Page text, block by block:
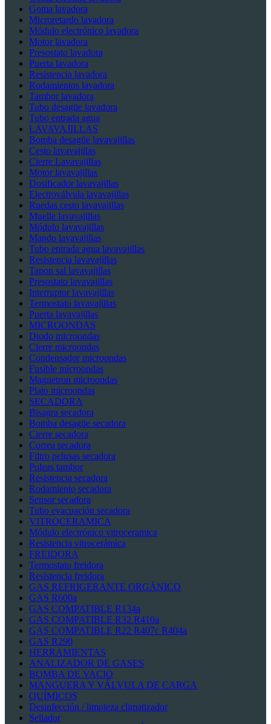
Goma lavadora
Microretardo lavadora
Módulo electrónico lavadora
Motor lavadora
Presostato lavadora
Puerta lavadora
Resistencia lavadora
Rodamientos lavadora
Tambor lavadora
Tubo desagüe lavadora
Tubo entrada agua
LAVAVAJILLAS
Bomba desagüe lavavajillas
Cesto lavavajillas
Cierre Lavavajillas
Motor lavavajillas
Dosificador lavavajillas
Electroválvula lavavajillas
Ruedas cesto lavavajillas
Muelle lavavajillas
Módulo lavavajillas
Mando lavavajillas
Tubo entrada agua lavavajillas
Resistencia lavavajillas
Tapon sal lavavajillas
Presostato lavavajillas
Interruptor lavavajillas
Termostato lavavajillas
Puerta lavavajillas
MICROONDAS
Diodo microondas
Cierre microondas
Condensador microondas
Fusible microondas
Magnetron microondas
Plato microondas
SECADORA
Bisagra secadora
Bomba desagüe secadora
Cierre secadora
Correa secadora
Filtro pelusas secadora
Poleas tambor
Resistencia secadora
Rodamiento secadora
Sensor secadora
Tubo evacuación secadora
VITROCERAMICA
Módulo electrónico vitroceramica
Resistencia vitrocerámica
FREIDORA
Termostato freidora
Resistencia freidora
GAS REFRIGERANTE ORGÁNICO
GAS R600a
GAS COMPATIBLE R134a
GAS COMPATIBLE R32 R410a
GAS COMPATIBLE R22 R407c R404a
GAS R290
HERRAMIENTAS
ANALIZADOR DE GASES
BOMBA DE VACIO
MANGUERA Y VÁLVULA DE CARGA
QUÍMICOS
Desinfección / limpieza climatizador
Sellador